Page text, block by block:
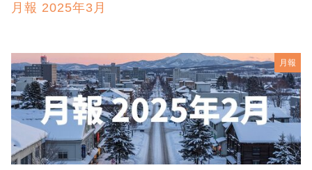
月報 2025年3月
月報